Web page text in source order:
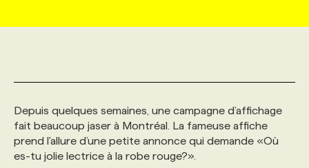
AFFAIRES DE L'INDUSTRIE
INITIATIVES NUMÉRIQUES
WEB & MÉDIAS SOCIAUX
MARKETING DURABLE
INFOLETTRE PUBLICITÉ
ANNONCEZ AVEC NOUS
CONSULTER LA CVTHÈQUE
PROFIL ENTREPRISE
VOIR LES OFFRES
PROFIL CANDIDAT
FAQ
ANNONCEZ AVEC NOUS
NOS FORMATIONS EN LIGNE
NOS PARCOURS DE FORMATIONS
CHASSE DE TÊTE
SERVICE DE CHASSE DE TÊTE
Depuis quelques semaines, une campagne d’affichage
fait beaucoup jaser à Montréal. La fameuse affiche
prend l'allure d’une petite annonce qui demande «Où
es-tu jolie lectrice à la robe rouge?».